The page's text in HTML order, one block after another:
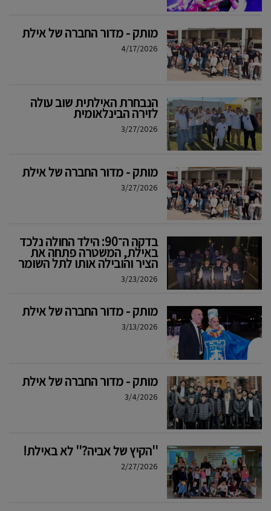
מותק - מדור החברה של אילת
4/17/2026
הנבחרת האילתית שוב עולה
לזירה הבינלאומית
3/27/2026
מותק - מדור החברה של אילת
3/27/2026
בדקה ה־90: הילד החולה נלכד
באילת, המשטרה פתחה את
הציר והובילה אותו לתל השומר
3/23/2026
מותק - מדור החברה של אילת
3/13/2026
מותק - מדור החברה של אילת
3/4/2026
''הקיץ של אביה?'' לא באילת!
2/27/2026